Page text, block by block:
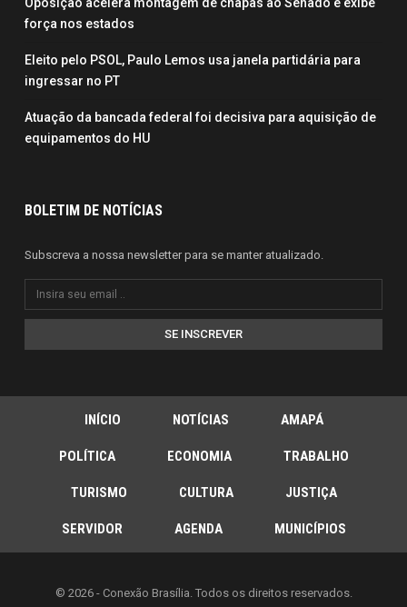
Oposição acelera montagem de chapas ao Senado e exibe
força nos estados
Eleito pelo PSOL, Paulo Lemos usa janela partidária para
ingressar no PT
Atuação da bancada federal foi decisiva para aquisição de
equipamentos do HU
BOLETIM DE NOTÍCIAS
Subscreva a nossa newsletter para se manter atualizado.
SE INSCREVER
INÍCIO NOTÍCIAS AMAPÁ
POLÍTICA ECONOMIA TRABALHO
TURISMO CULTURA JUSTIÇA
SERVIDOR AGENDA MUNICÍPIOS
© 2026 - Conexão Brasília. Todos os direitos reservados.